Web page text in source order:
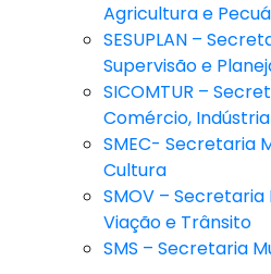
Agricultura e
SESUPLAN –
Supervisão e
SICOMTUR –
Comércio,
SMEC- Secretaria
Cultura
SMOV –
Viação e Trânsito
SMS – Secretaria